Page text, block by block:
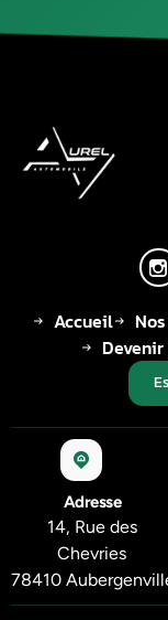
Accueil
Adresse
14, Rue des
Chevries
78410